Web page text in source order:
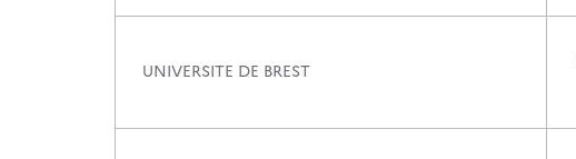
UNIVERSITE DE BREST